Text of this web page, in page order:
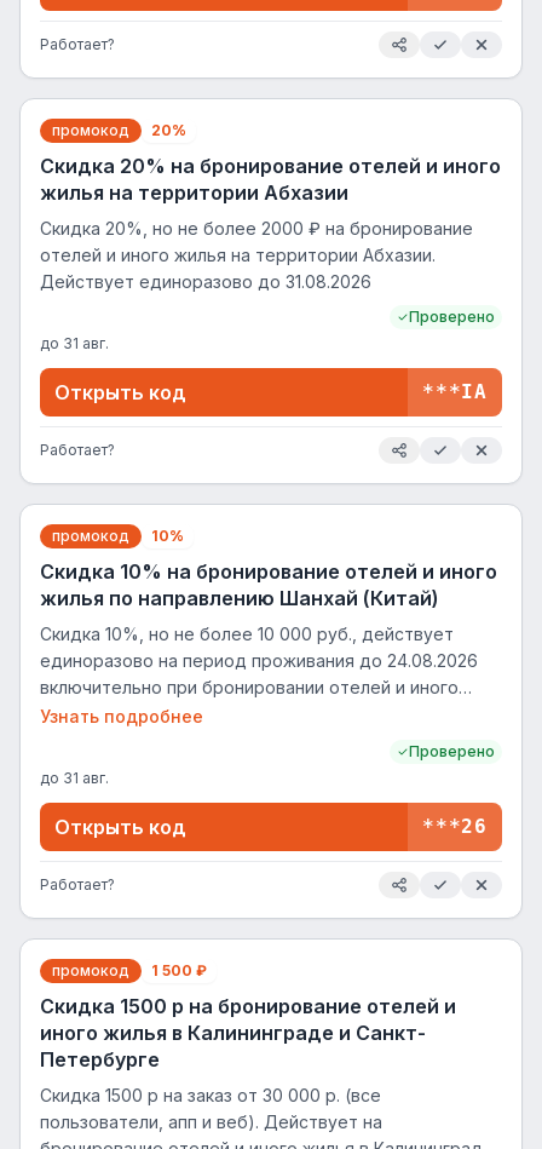
Работает?
промокод 20%
Скидка 20% на бронирование отелей и иного
жилья на территории Абхазии
Скидка 20%, но не более 2000 ₽ на бронирование
отелей и иного жилья на территории Абхазии.
Действует единоразово до 31.08.2026
Проверено
до 31 авг.
Открыть код ***IA
Работает?
промокод 10%
Скидка 10% на бронирование отелей и иного
жилья по направлению Шанхай (Китай)
Скидка 10%, но не более 10 000 руб., действует
единоразово на период проживания до 24.08.2026
включительно при бронировании отелей и иного
жилья по направлению Шанхай (Китай)
Узнать подробнее
Проверено
до 31 авг.
Открыть код ***26
Работает?
промокод 1 500 ₽
Скидка 1500 р на бронирование отелей и
иного жилья в Калининграде и Санкт-
Петербурге
Скидка 1500 р на заказ от 30 000 р. (все
пользователи, апп и веб). Действует на